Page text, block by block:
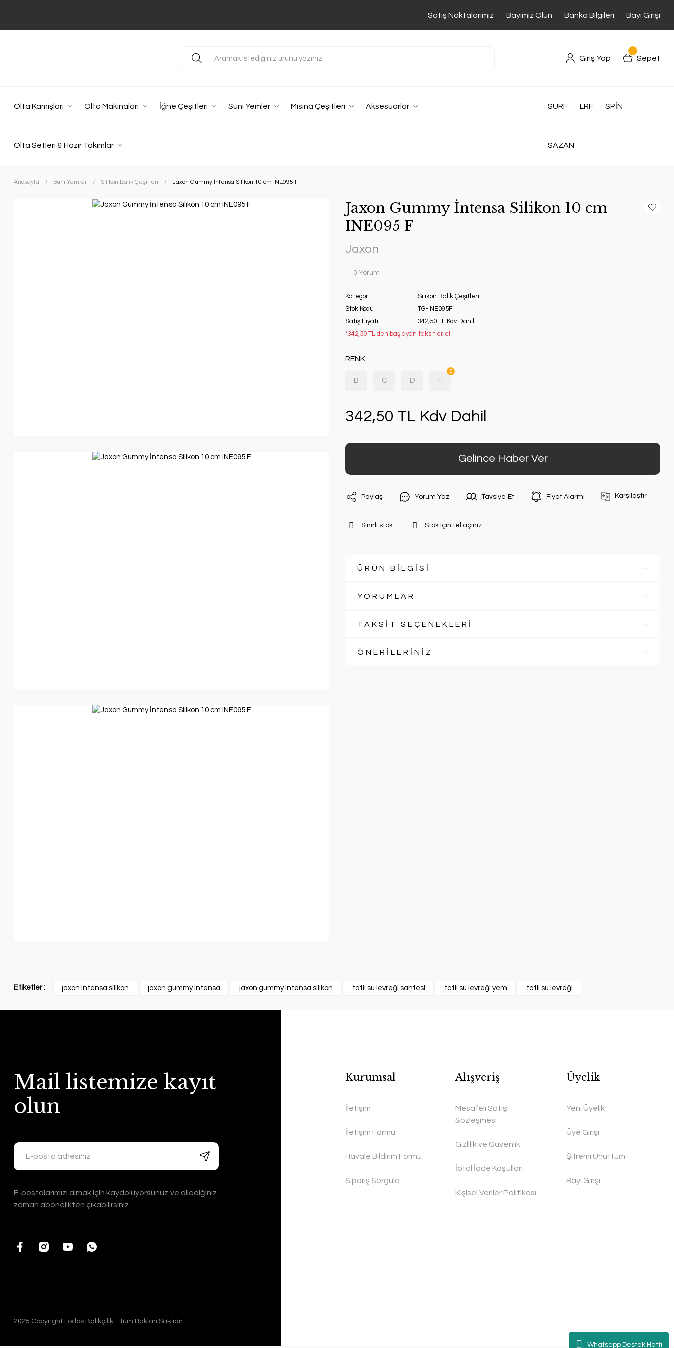
Whatsapp Destek Hattı
Satış Noktalarımız Bayimiz Olun Banka Bilgileri Bayi Girişi
Giriş Yap Sepet
Olta Kamışları Olta Makinaları İğne Çeşitleri Suni Yemler Misina Çeşitleri Aksesuarlar
Olta Setleri & Hazır Takımlar
SURF LRF SPİN
SAZAN
Anasayfa Suni Yemler Silikon Balık Çeşitleri Jaxon Gummy İntensa Silikon 10 cm INE095 F
Jaxon Gummy İntensa Silikon 10 cm
INE095 F
Jaxon
0 Yorum
Kategori
Silikon Balık Çeşitleri
Stok Kodu
TG-INE095F
Satış Fiyatı
342,50 TL Kdv Dahil
*342,50 TL den başlayan taksitlerle!!
RENK
B C D F
342,50 TL Kdv Dahil
Gelince Haber Ver
Paylaş Yorum Yaz Tavsiye Et Fiyat Alarmı Karşılaştır
Sınırlı stok Stok için tel açınız
ÜRÜN BİLGİSİ
YORUMLAR
TAKSİT SEÇENEKLERİ
ÖNERİLERİNİZ
Etiketler : jaxon intensa silikon jaxon gummy intensa jaxon gummy intensa silikon tatlı su levreği sahtesi tatlı su levreği yem tatlı su levreği
Mail listemize kayıt
olun
E-postalarımızı almak için kaydoluyorsunuz ve dilediğiniz
zaman abonelikten çıkabilirsiniz.
Kurumsal
İletişim
İletişim Formu
Havale Bildirim Formu
Sipariş Sorgula
Alışveriş
Mesafeli Satış
Sözleşmesi
Gizlilik ve Güvenlik
İptal İade Koşullari
Kişisel Veriler Politikası
Üyelik
Yeni Üyelik
Üye Girişi
Şifremi Unuttum
Bayi Girişi
2025 Copyright Lodos Balıkçılık - Tüm Hakları Saklıdır.